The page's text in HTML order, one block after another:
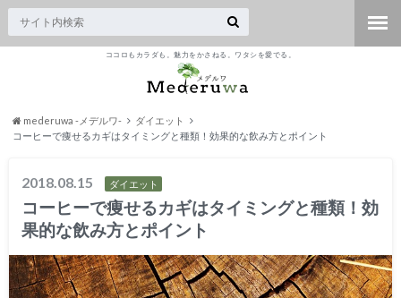
ココロもカラダも。魅力をかさねる。ワタシを愛でる。
mederuwa -メデルワ-
ダイエット
コーヒーで痩せるカギはタイミングと種類！効果的な飲み方とポイント
2018.08.15 ダイエット
コーヒーで痩せるカギはタイミングと種類！効
果的な飲み方とポイント